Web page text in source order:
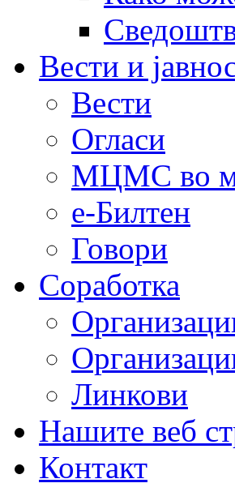
Вести и
Вести
Огласи
МЦМС во
е-Билтен
Говори
Соработка
Линкови
Нашите веб
Контакт